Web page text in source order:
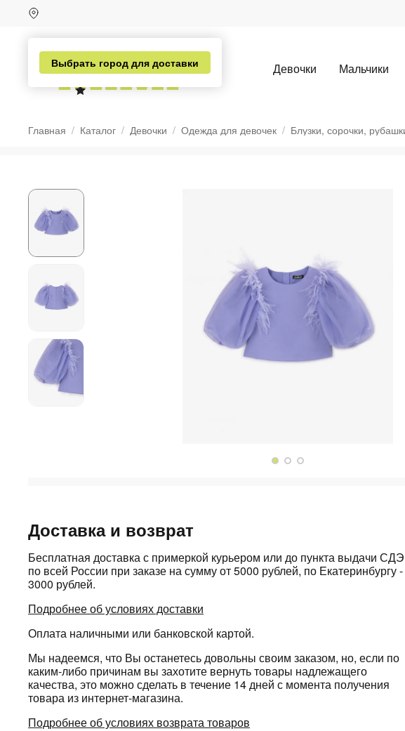
Выбрать город для доставки Девочки Мальчики
Главная Каталог Девочки Одежда для девочек Блузки, сорочки,
Доставка и возврат
Бесплатная доставка с примеркой курьером или до пункта выдачи
по всей России при заказе на сумму от 5000 рублей, по Екатеринбургу -
3000 рублей.
Подробнее об условиях доставки
Оплата наличными или банковской картой.
Мы надеемся, что Вы останетесь довольны своим заказом, но, если по
каким-либо причинам вы захотите вернуть товары надлежащего
качества, это можно сделать в течение 14 дней с момента получения
товара из интернет-магазина.
Подробнее об условиях возврата товаров
на части
График
с вашей